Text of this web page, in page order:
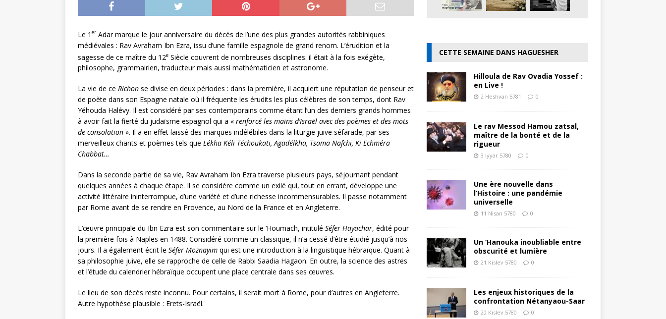
Le 1 erAdar marque le jour anniversaire du décès de l’une des plus grandes autorités rabbiniques
médiévales : Rav Avraham Ibn Ezra, issu d’une famille espagnole de grand renom. L’érudition et la
sagesse de ce maître du 12e Siècle couvrent de nombreuses disciplines: il était à la fois exégète,
philosophe, grammairien, traducteur mais aussi mathématicien et astronome.
La vie de ce Richon se divise en deux périodes : dans la première, il acquiert une réputation de penseur et
de poète dans son Espagne natale où il fréquente les érudits les plus célèbres de son temps, dont Rav
Yéhouda Halévy. Il est considéré par ses contemporains comme étant l’un des derniers grands hommes
à avoir fait la fierté du judaïsme espagnol qui a « renforcé les mains d’Israël avec des poèmes et des mots
de consolation ». Il a en effet laissé des marques indélébiles dans la liturgie juive séfarade, par ses
merveilleux chants et poèmes tels que Lékha Kéli Téchoukati, Agadélkha, Tsama Nafchi, Ki Echméra
Chabbat…
Dans la seconde partie de sa vie, Rav Avraham Ibn Ezra traverse plusieurs pays, séjournant pendant
quelques années à chaque étape. Il se considère comme un exilé qui, tout en errant, développe une
activité littéraire ininterrompue, d’une variété et d’une richesse incommensurables. Il passe notamment
par Rome avant de se rendre en Provence, au Nord de la France et en Angleterre.
L’œuvre principale du Ibn Ezra est son commentaire sur le ‘Houmach, intitulé Séfer Hayachar, édité pour
la première fois à Naples en 1488. Considéré comme un classique, il n’a cessé d’être étudié jusqu’à nos
jours. Il a également écrit le Séfer Moznayim qui est une introduction à la linguistique hébraïque. Quant à
sa philosophie juive, elle se rapproche de celle de Rabbi Saadia Hagaon. En outre, la science des astres
et l’étude du calendrier hébraïque occupent une place centrale dans ses œuvres.
Le lieu de son décès reste inconnu. Pour certains, il serait mort à Rome, pour d’autres en Angleterre.
Autre hypothèse plausible : Erets-Israël.
CETTE SEMAINE DANS HAGUESHER
Hilloula de Rav Ovadia Yossef :
en Live !
2 Heshvan 5781 0
Le rav Messod Hamou zatsal,
maître de la bonté et de la
rigueur
3 Iyyar 5780 0
Une ère nouvelle dans
l’Histoire : une pandémie
universelle
11 Nisan 5780 0
Un ‘Hanouka inoubliable entre
obscurité et lumière
21 Kislev 5780 0
Les enjeux historiques de la
confrontation Nétanyaou-Saar
20 Kislev 5780 0